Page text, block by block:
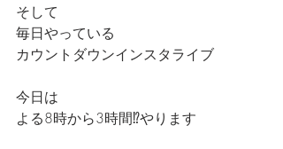
そして
毎日やっている
カウントダウンインスタライブ
今日は
よる8時から3時間⁉️やります